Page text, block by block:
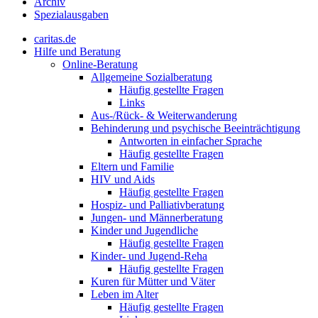
Spezialausgaben
caritas.de
Hilfe und Beratung
Online-Beratung
Allgemeine Sozialberatung
Häufig gestellte Fragen
Links
Aus-/Rück- & Weiterwanderung
Behinderung und psychische Beeinträchtigung
Antworten in einfacher Sprache
Häufig gestellte Fragen
Eltern und Familie
HIV und Aids
Häufig gestellte Fragen
Hospiz- und Palliativberatung
Jungen- und Männerberatung
Kinder und Jugendliche
Häufig gestellte Fragen
Kinder- und Jugend-Reha
Häufig gestellte Fragen
Kuren für Mütter und Väter
Leben im Alter
Häufig gestellte Fragen